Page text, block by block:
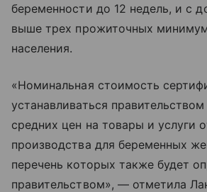
беременности до 12 недель, и с
выше трех прожиточных
населения.
«Номинальная стоимость
устанавливаться
средних цен на товары и услуги
производства для беременных
перечень которых также будет
правительством», — отметила